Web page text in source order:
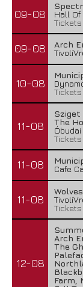
09-08
Hall Of
Tickets
09-08
Arch
10-08
Tickets
11-08
Sziget
The
Tickets
11-08
Cafe
11-08
Tickets
12-08
Arch
The
Farm,